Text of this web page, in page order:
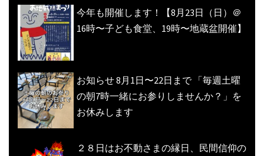
今年も開催します！【8月23日（日）＠
16時〜子ども食堂、19時〜地蔵盆開催】
お知らせ 8月1日〜22日まで 「毎週土曜
の朝7時一緒にお参りしませんか？」を
お休みします
２８日はお不動さまの縁日、民間信仰の